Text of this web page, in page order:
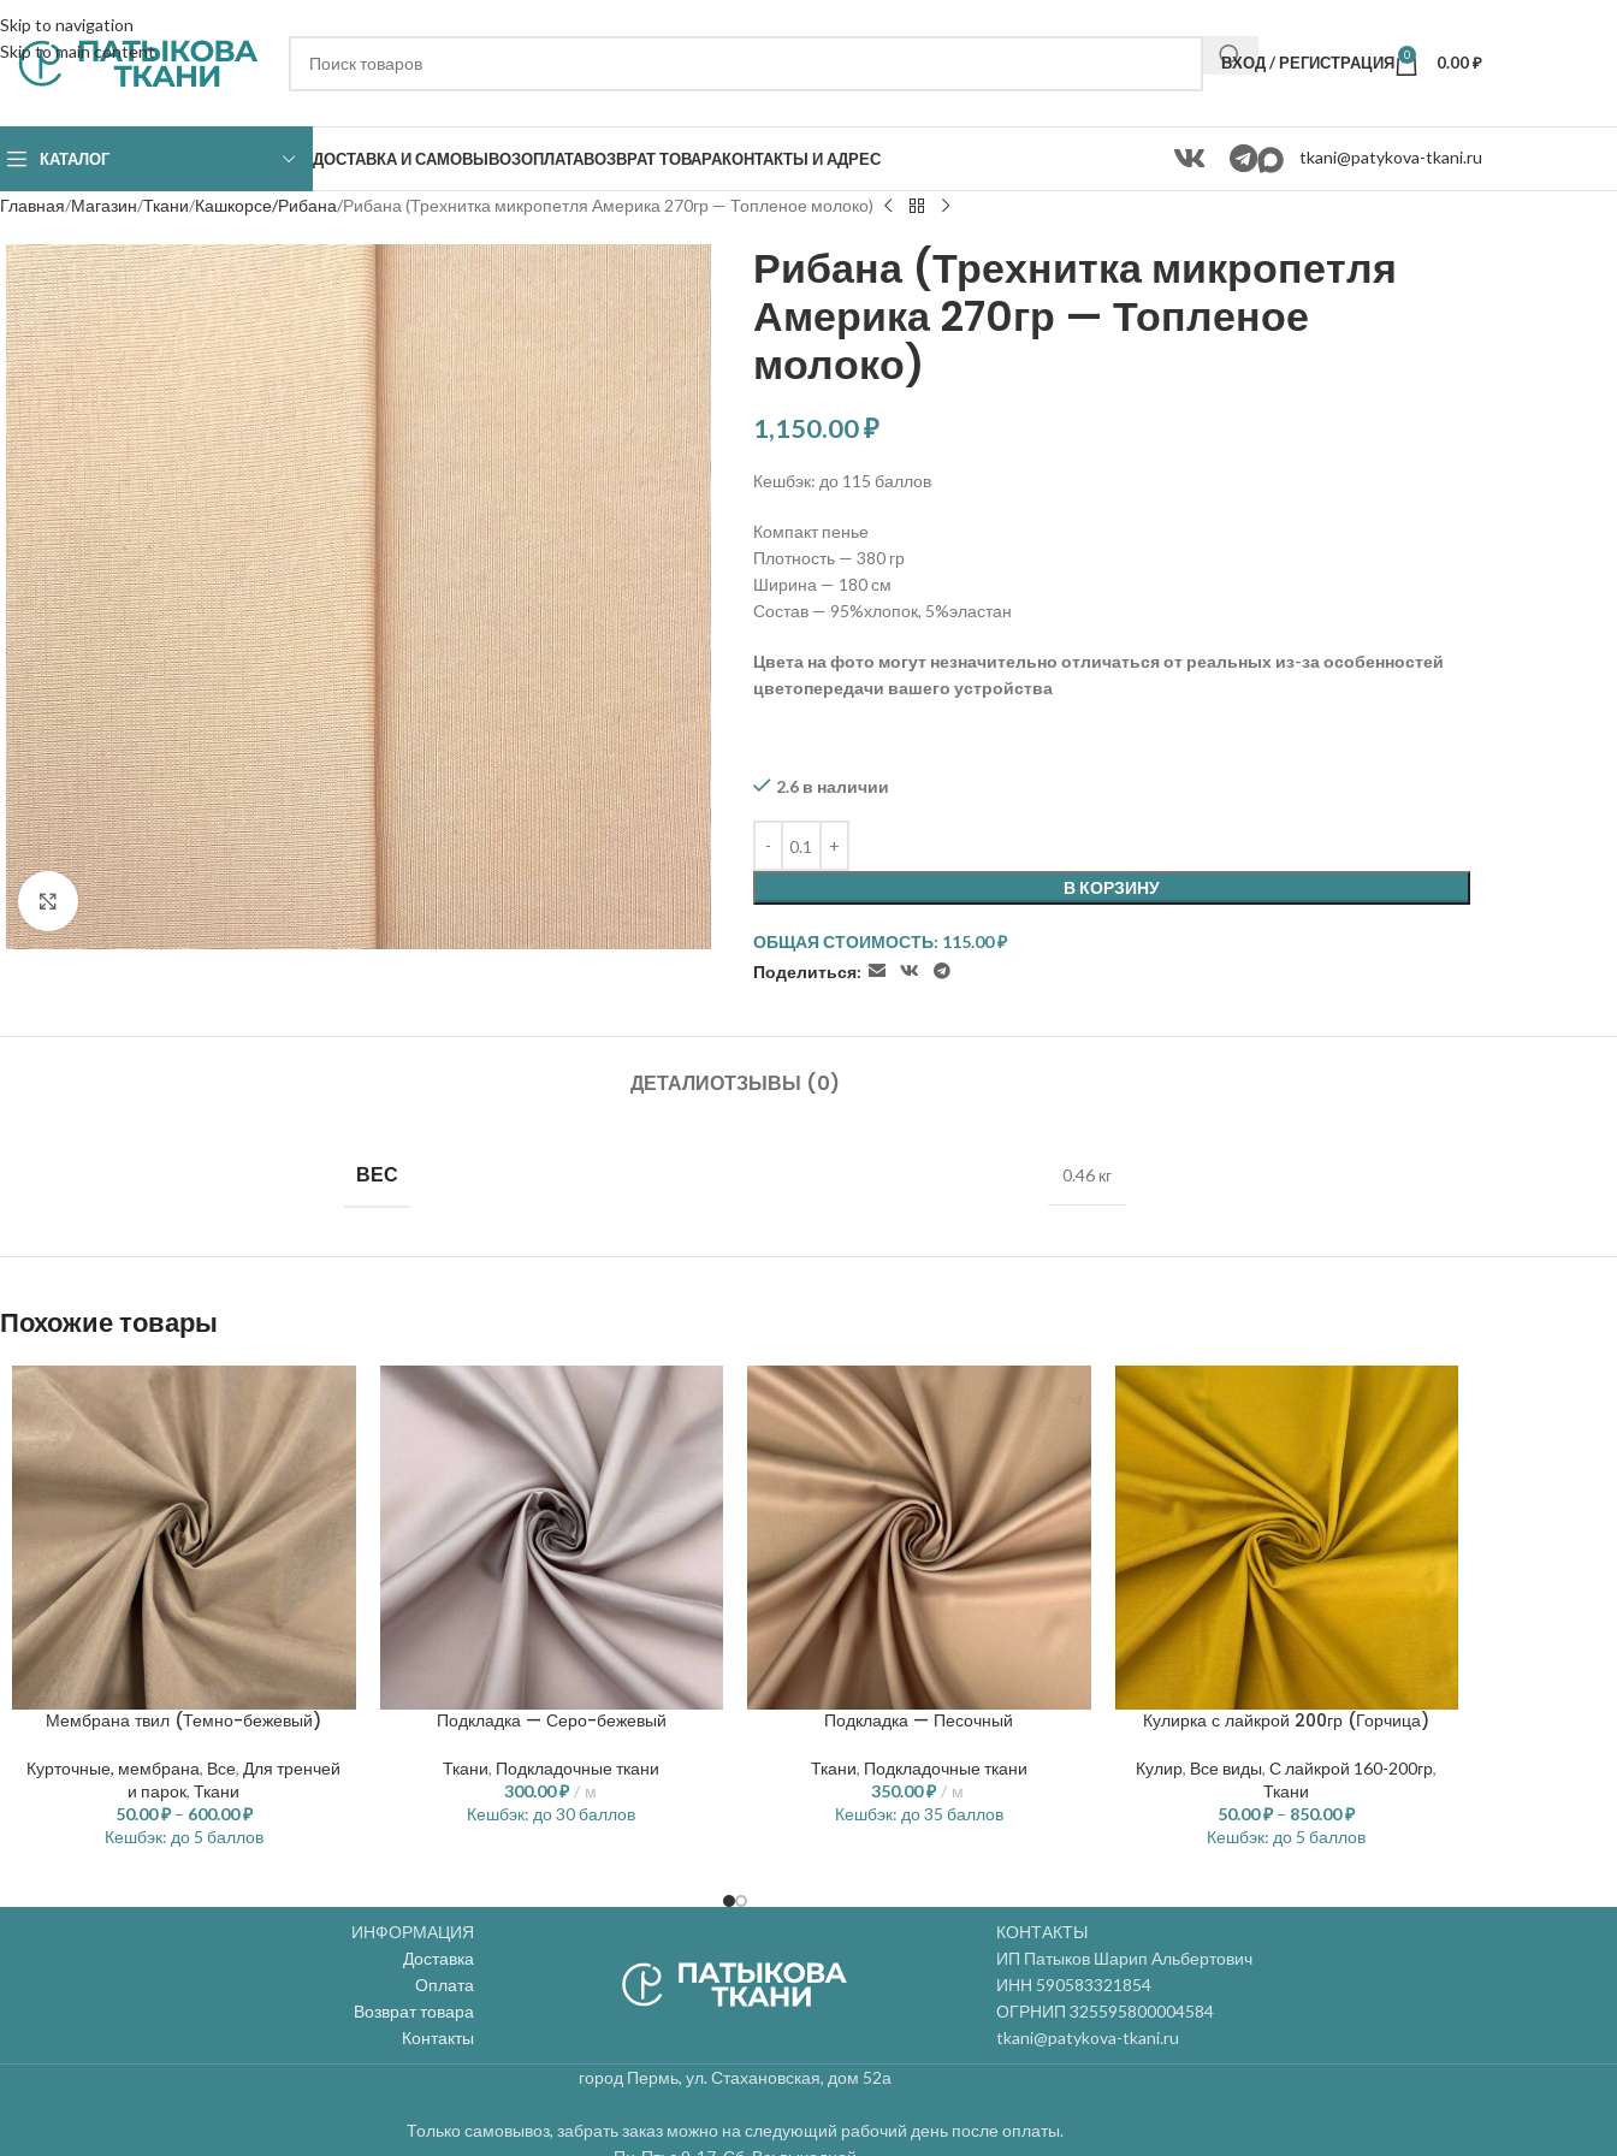
Skip to navigation
Skip to main content
ВХОД / РЕГИСТРАЦИЯ 0 0.00₽
КАТАЛОГ ДОСТАВКА И САМОВЫВОЗОПЛАТАВОЗВРАТ ТОВАРАКОНТАКТЫ И АДРЕС tkani@patykova-tkani.ru
Главная Магазин Ткани Кашкорсе/Рибана Рибана (Трехнитка микропетля Америка 270гр — Топленое молоко)
Нажмите, чтобы увеличить
Рибана (Трехнитка микропетля
Америка 270гр — Топленое
молоко)
1,150.00₽
Кешбэк: до 115 баллов
Компакт пенье
Плотность — 380 гр
Ширина — 180 см
Состав — 95%хлопок, 5%эластан
Цвета на фото могут незначительно отличаться от реальных из-за особенностей
цветопередачи вашего устройства
2.6 в наличии
В КОРЗИНУ
ОБЩАЯ СТОИМОСТЬ: 115.00₽
Поделиться:
ДЕТАЛИОТЗЫВЫ (0)
ВЕС 0.46 кг
Похожие товары
Мембрана твил (Темно-бежевый)
Курточные, мембрана, Все, Для тренчей
и парок,Ткани
50.00₽ – 600.00₽
Кешбэк: до 5 баллов
Подкладка — Серо-бежевый
Ткани, Подкладочные ткани
300.00₽
м
Кешбэк: до 30 баллов
Подкладка — Песочный
Ткани, Подкладочные ткани
350.00₽
м
Кешбэк: до 35 баллов
Кулирка с лайкрой 200гр (Горчица)
Кулир, Все виды,С лайкрой 160-200гр,
Ткани
50.00₽ – 850.00₽
Кешбэк: до 5 баллов
ИНФОРМАЦИЯ
Доставка
Оплата
Возврат товара
Контакты
КОНТАКТЫ
ИП Патыков Шарип Альбертович
ИНН 590583321854
ОГРНИП 325595800004584
tkani@patykova-tkani.ru
город Пермь, ул. Стахановская, дом 52а
Только самовывоз, забрать заказ можно на следующий рабочий день после оплаты.